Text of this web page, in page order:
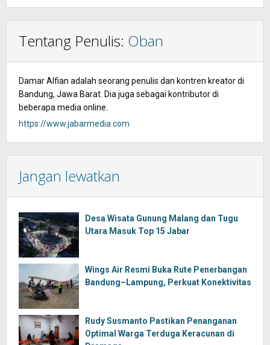
Tentang Penulis: Oban
Damar Alfian adalah seorang penulis dan kontren kreator di
Bandung, Jawa Barat. Dia juga sebagai kontributor di
beberapa media online.
https://www.jabarmedia.com
Jangan lewatkan
Desa Wisata Gunung Malang dan Tugu
Utara Masuk Top 15 Jabar
Wings Air Resmi Buka Rute Penerbangan
Bandung–Lampung, Perkuat Konektivitas
Rudy Susmanto Pastikan Penanganan
Optimal Warga Terduga Keracunan di